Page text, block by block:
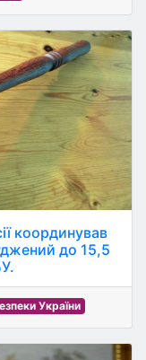
координував
до 15,5
України